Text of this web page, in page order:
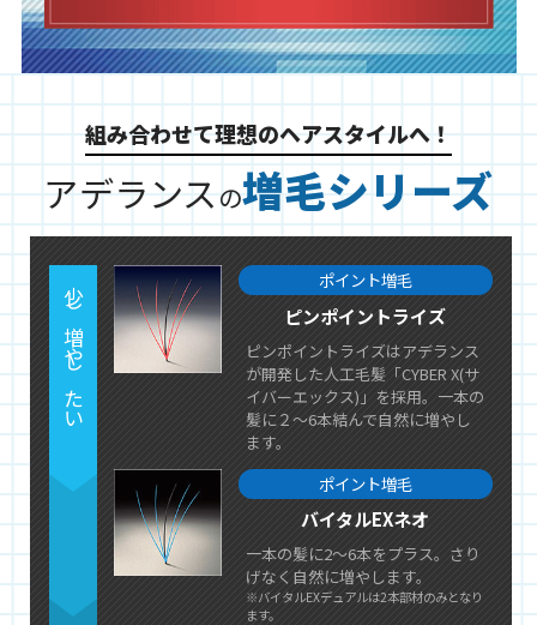
組み合わせて理想のヘアスタイルへ！
アデランスの増毛シリーズ
少し増やしたい
ポイント増毛
ピンポイントライズ
ピンポイントライズはアデランス
が開発した人工毛髪「CYBER X(サ
イバーエックス)」を採用。一本の
髪に２～6本結んで自然に増やし
ます。
ポイント増毛
バイタルEXネオ
一本の髪に2～6本をプラス。さり
げなく自然に増やします。
※バイタルEXデュアルは2本部材のみとなり
ます。